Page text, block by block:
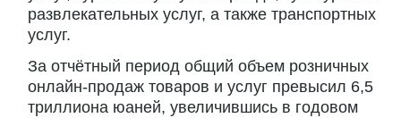
развлекательных услуг, а также транспортных
услуг.
За отчётный период общий объем розничных
онлайн-продаж товаров и услуг превысил 6,5
триллиона юаней, увеличившись в годовом